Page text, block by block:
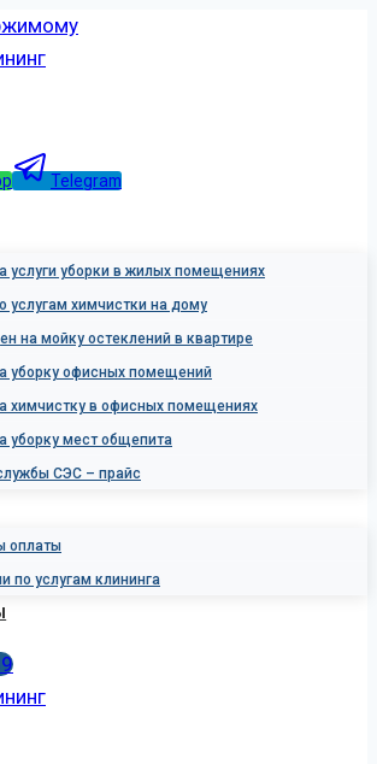
Telegram
услуги уборки в жилых помещениях
услугам химчистки на дому
на мойку остеклений в квартире
уборку офисных помещений
химчистку в офисных помещениях
уборку мест общепита
СЭС – прайс
оплаты
по услугам клининга